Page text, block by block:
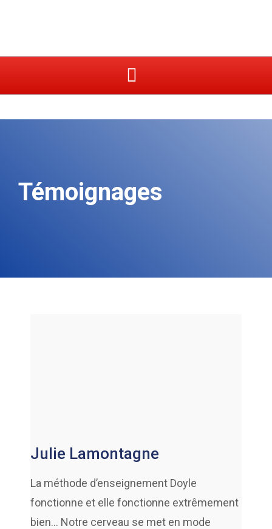
Témoignages
Julie Lamontagne
La méthode d’enseignement Doyle
fonctionne et elle fonctionne extrêmement
bien… Notre cerveau se met en mode